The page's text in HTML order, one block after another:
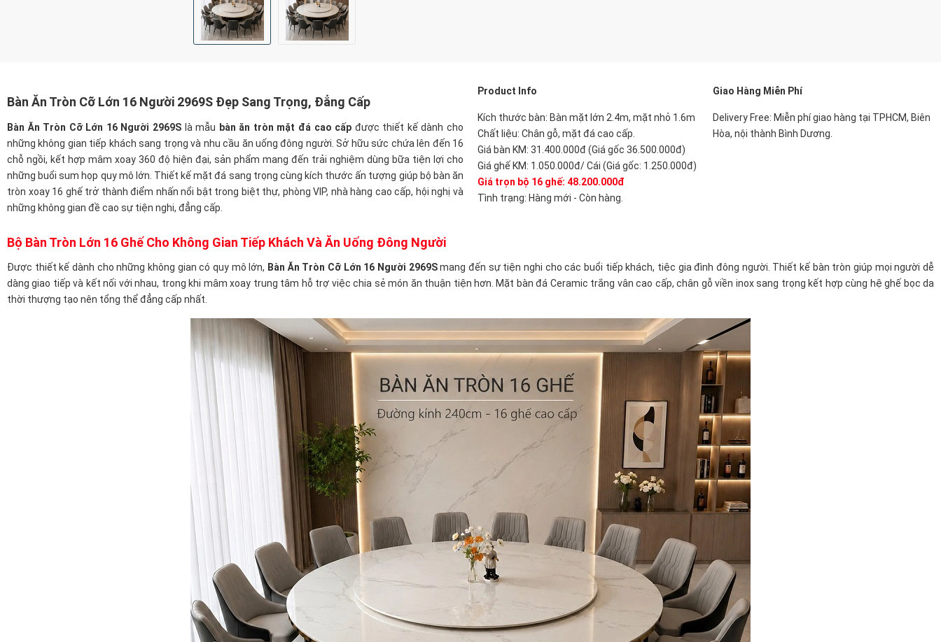
Bàn Ăn Tròn Cỡ Lớn 16 Người 2969S Đẹp Sang Trọng, Đẳng Cấp
Bàn Ăn Tròn Cỡ Lớn 16 Người 2969S là mẫu bàn ăn tròn mặt đá cao cấp được thiết kế dành cho
những không gian tiếp khách sang trọng và nhu cầu ăn uống đông người. Sở hữu sức chứa lên đến 16
chỗ ngồi, kết hợp mâm xoay 360 độ hiện đại, sản phẩm mang đến trải nghiệm dùng bữa tiện lợi cho
những buổi sum họp quy mô lớn. Thiết kế mặt đá sang trọng cùng kích thước ấn tượng giúp bộ bàn ăn
tròn xoay 16 ghế trở thành điểm nhấn nổi bật trong biệt thự, phòng VIP, nhà hàng cao cấp, hội nghị và
những không gian đề cao sự tiện nghi, đẳng cấp.
Product Info
Kích thước bàn: Bàn mặt lớn 2.4m, mặt nhỏ 1.6m
Chất liệu: Chân gỗ, mặt đá cao cấp.
Giá bàn KM: 31.400.000đ (Giá gốc 36.500.000đ)
Giá ghế KM: 1.050.000đ/ Cái (Giá gốc: 1.250.000đ)
Giá trọn bộ 16 ghế: 48.200.000đ
Tình trạng: Hàng mới - Còn hàng.
Giao Hàng Miễn Phí
Delivery Free: Miễn phí giao hàng tại TPHCM, Biên
Hòa, nội thành Bình Dương.
Bộ Bàn Tròn Lớn 16 Ghế Cho Không Gian Tiếp Khách Và Ăn Uống Đông Người
Được thiết kế dành cho những không gian có quy mô lớn, Bàn Ăn Tròn Cỡ Lớn 16 Người 2969Smang đến sự tiện nghi cho các buổi tiếp khách, tiệc gia đình đông người. Thiết kế bàn tròn giúp mọi người dễ
dàng giao tiếp và kết nối với nhau, trong khi mâm xoay trung tâm hỗ trợ việc chia sẻ món ăn thuận tiện hơn. Mặt bàn đá Ceramic trắng vân cao cấp, chân gỗ viền inox sang trọng kết hợp cùng hệ ghế bọc da
thời thượng tạo nên tổng thể đẳng cấp nhất.